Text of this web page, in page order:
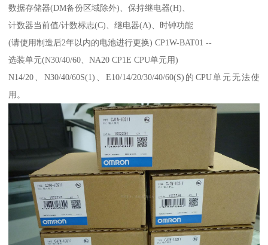
数据存储器(DM备份区域除外)、保持继电器(H)、
计数器当前值/计数标志(C)、继电器(A)、时钟功能
(请使用制造后2年以内的电池进行更换) CP1W-BAT01 --
选装单元(N30/40/60、NA20 CP1E CPU单元用)
N14/20、N30/40/60S(1)、E10/14/20/30/40/60(S)的CPU单元无法使
用。